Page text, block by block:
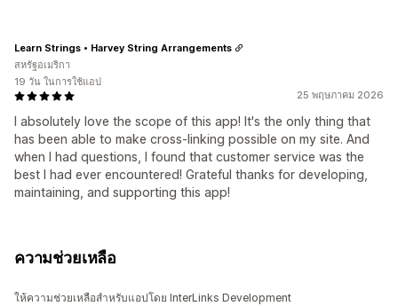
25 พฤษภาคม 2026
I absolutely love the scope of this app! It's the only thing that
has been able to make cross-linking possible on my site. And
when I had questions, I found that customer service was the
best I had ever encountered! Grateful thanks for developing,
maintaining, and supporting this app!
Learn Strings • Harvey String Arrangements
สหรัฐอเมริกา
19 วัน ในการใช้แอป
ความช่วยเหลือ
ให้ความช่วยเหลือสำหรับแอปโดย InterLinks Development